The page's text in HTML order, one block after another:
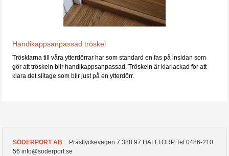
Handikappsanpassad tröskel
Trösklarna till våra ytterdörrar har som standard en fas på insidan som
gör att tröskeln blir handikappsanpassad. Tröskeln är klarlackad för att
klara det slitage som blir just på en ytterdörr.
SÖDERPORT AB Prästlyckevägen 7 388 97 HALLTORP Tel 0486-210
56 info@soderport.se